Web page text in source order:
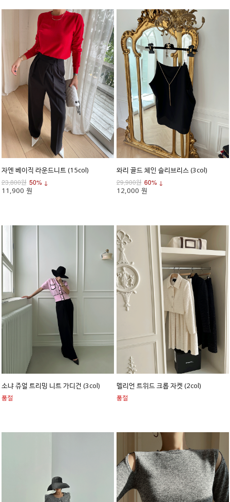
자엔 베이직 라운드니트 (15col)
23,800원 50% ↓
11,900 원
와리 골드 체인 슬리브리스 (3col)
29,900원 60% ↓
12,000 원
소냐 쥬얼 트리밍 니트 가디건 (3col)
품절
멜리언 트위드 크롭 자켓 (2col)
품절